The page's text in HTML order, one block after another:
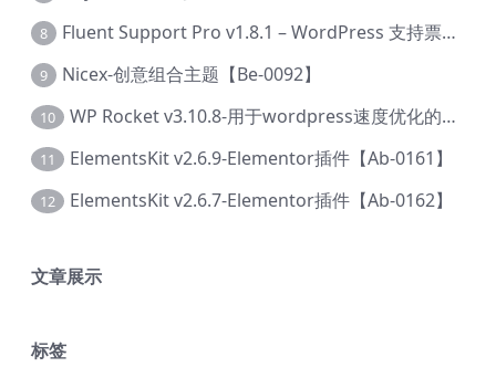
8 Fluent Support Pro v1.8.1 – WordPress 支持票务系统【Cc-0041】
9 Nicex-创意组合主题【Be-0092】
10 WP Rocket v3.10.8-用于wordpress速度优化的缓存加速插件【Cd-0019】
11 ElementsKit v2.6.9-Elementor插件【Ab-0161】
12 ElementsKit v2.6.7-Elementor插件【Ab-0162】
文章展示
标签